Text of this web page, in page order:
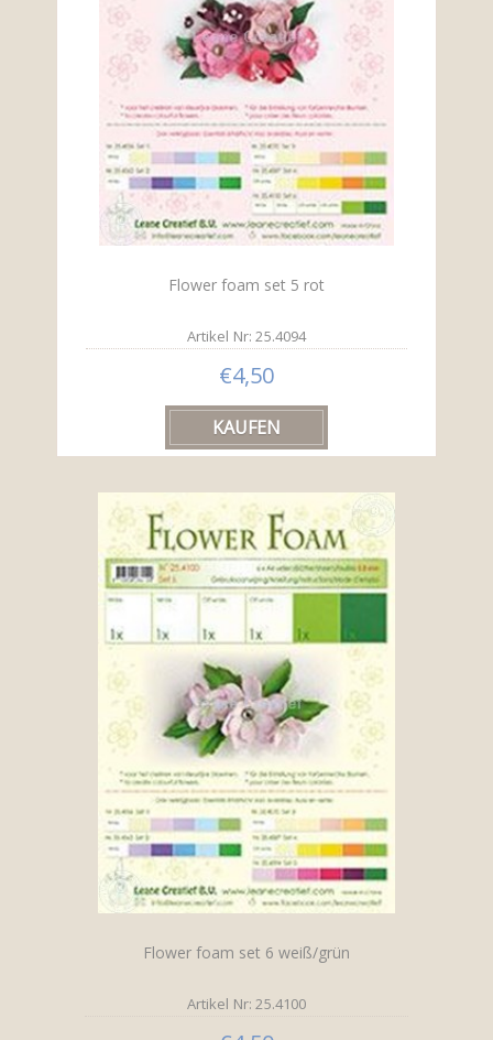
Flower foam set 5 rot
Artikel Nr: 25.4094
€4,50
Flower foam set 6 weiß/grün
Artikel Nr: 25.4100